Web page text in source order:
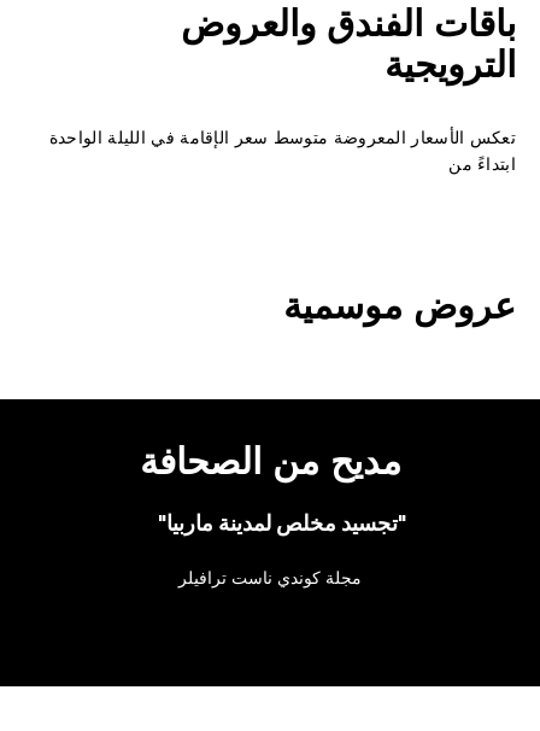
باقات الفندق والعروض
الترويجية
تعكس الأسعار المعروضة متوسط سعر الإقامة في الليلة الواحدة
ابتداءً من
عروض موسمية
مديح من الصحافة
"تجسيد مخلص لمدينة ماربيا"
مجلة كوندي ناست ترافيلر